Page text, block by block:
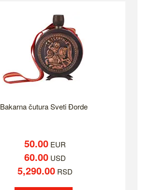
Bakarna čutura Sveti Đorde
50.00EUR
60.00USD
5,290.00RSD